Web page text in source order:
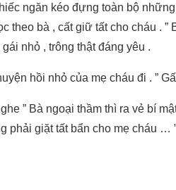
ngăn kéo đựng toàn bộ
theo bà , cất giữ tất cho cháu . ”
nhỏ , trông thật đáng yêu .
hồi nhỏ của mẹ cháu đi . ”
” Bà ngoại thầm thì ra vẻ bí
phải giặt tất bẩn cho mẹ cháu …